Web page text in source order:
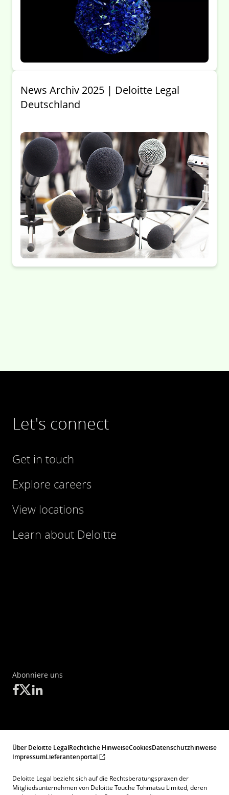
Rahmenbedingungen und Gestaltungsoptionen aus
der Sicht des Treuhänders – mit Berücksichtigung des
„Sicherungsfall“-Fahrplans.
News Archiv 2025 | Deloitte Legal
Deutschland
Let's connect
Get in touch
Explore careers
View locations
Learn about Deloitte
Abonniere uns
Über Deloitte LegalRechtliche HinweiseCookiesDatenschutzhinweise
ImpressumLieferantenportal
Deloitte Legal bezieht sich auf die Rechtsberatungspraxen der
Mitgliedsunternehmen von Deloitte Touche Tohmatsu Limited, deren